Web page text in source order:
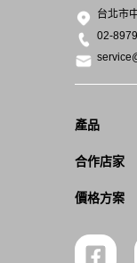
台北市
02-
產品
合作店家
價格方案